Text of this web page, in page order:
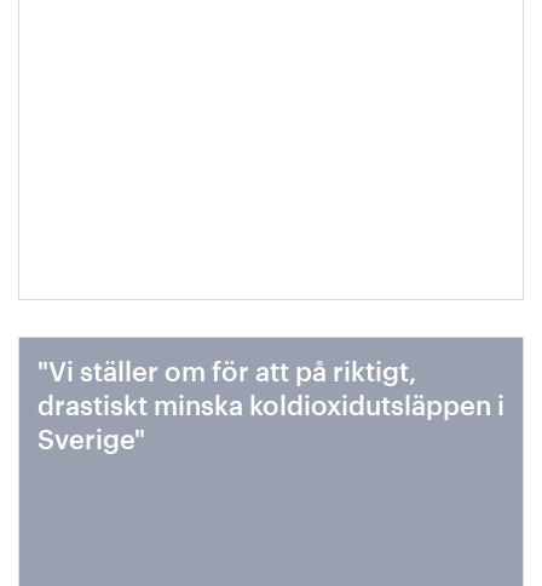
"Vi ställer om för att på riktigt,
drastiskt minska koldioxidutsläppen i
Sverige"